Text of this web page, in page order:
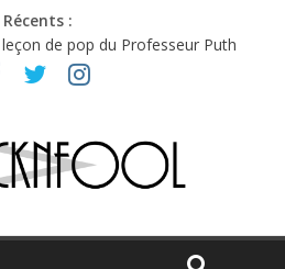
Récents :
leçon de pop du Professeur Puth
festival de musique indépendant
et émotions en hausse
de choisir entre chaleur et bonne
Festival : entre bière, métal et